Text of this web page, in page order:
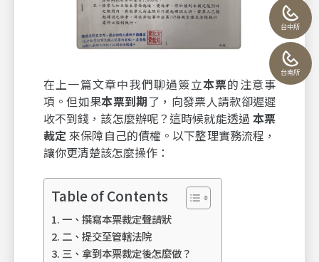
在上一篇文章中我們聊過簽立本票的注意事
項。但如果本票到期了，向發票人請款卻遲遲
收不到錢，該怎麼辦呢？這時候就能透過本票
裁定來保障自己的債權。以下整理實務流程，
讓你更清楚該怎麼操作：
Table of Contents
一、撰寫本票裁定聲請狀
二、提交至管轄法院
三、拿到本票裁定後怎麼做？
台中所
台南所